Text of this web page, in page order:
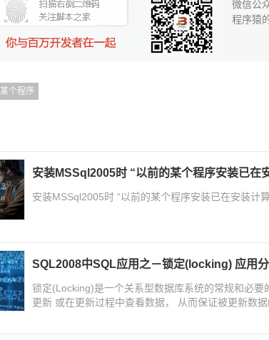
微信公
程序猿
某个程序
安装MSSql2005时 “以前的某个程序安装已在
安装MSSql2005时 “以前的某个程序安装已在安装计
SQL2008中SQL应用之－锁定(locking) 应用
锁定(Locking)是一个关系型数据库系统的常规和必要
更新 或在更新过程中查看数据， 从而保证被更新数